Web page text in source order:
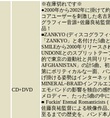
CD+DVD
※在庫切れです※
●2000年から2002年に掛けて
コアユーザーを刺激した名古
グラフィー音源+佐藤良祐監
品！
■ZANKYO (ディスコグラフィ
「ZANKYO」と名付けた5曲
SMILEから2000年リリースさ
UNDONEとのスプリットテ
的で東京の遊動社と共同リリ
AFGHANISTAN」の計5曲。
第にポリティカルな一面、バ
げ掛ける姿勢はインターネッ
MINERAL~BRAIDインフル
エモバンドの影響を独自の感
メロディー、たった5曲の中
■ Fuckin' Eternal Romanticists
佐藤良祐監督による映像作品
至るまでの歴史を、バンド本